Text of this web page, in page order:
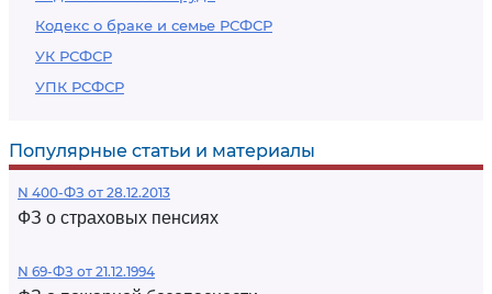
Кодекс о браке и семье РСФСР
УК РСФСР
УПК РСФСР
Популярные статьи и материалы
N 400-ФЗ от 28.12.2013
ФЗ о страховых пенсиях
N 69-ФЗ от 21.12.1994